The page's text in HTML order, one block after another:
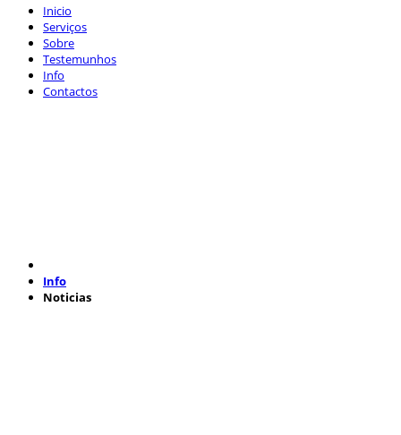
Inicio
Serviços
Sobre
Testemunhos
Info
Contactos
Info
Noticias